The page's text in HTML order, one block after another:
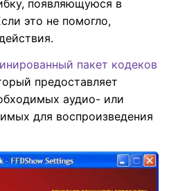
появляющуюся в
это не помогло,
пакет кодеков
предоставляет
аудио- или
для воспроизведения